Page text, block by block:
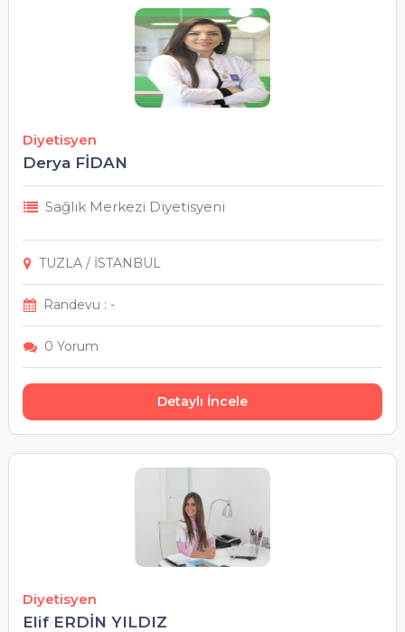
Diyetisyen
Derya FİDAN
Sağlık Merkezi Diyetisyeni
TUZLA / İSTANBUL
Randevu : -
0 Yorum
Detaylı İncele
Diyetisyen
Elif ERDİN YILDIZ